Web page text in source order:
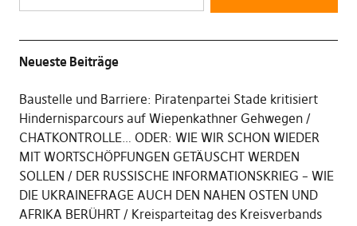
Neueste Beiträge
Baustelle und Barriere: Piratenpartei Stade kritisiert
Hindernisparcours auf Wiepenkathner Gehwegen
CHATKONTROLLE… ODER: WIE WIR SCHON WIEDER
MIT WORTSCHÖPFUNGEN GETÄUSCHT WERDEN
SOLLEN
DER RUSSISCHE INFORMATIONSKRIEG – WIE
DIE UKRAINEFRAGE AUCH DEN NAHEN OSTEN UND
AFRIKA BERÜHRT
Kreisparteitag des Kreisverbands